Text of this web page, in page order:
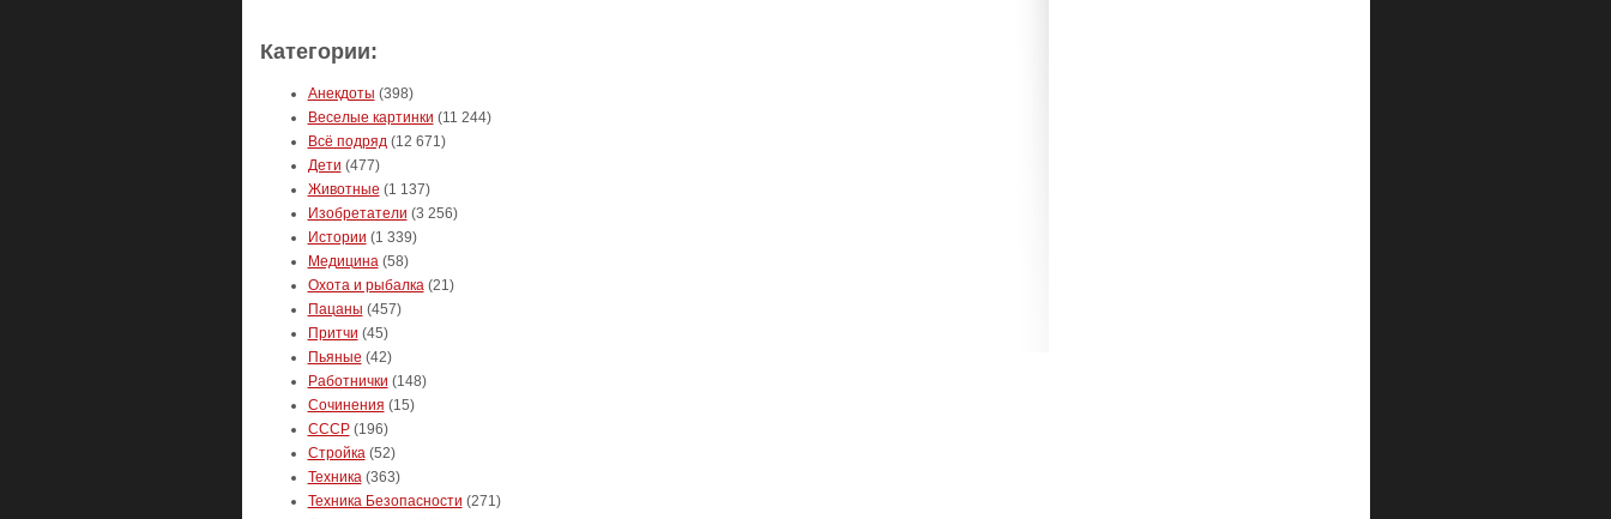
Категории:
Анекдоты (398)
Веселые картинки (11 244)
Всё подряд(12 671)
Дети (477)
Животные (1 137)
Изобретатели (3 256)
Истории (1 339)
Медицина(58)
Охота и рыбалка(21)
Пацаны (457)
Притчи (45)
Пьяные (42)
Работнички (148)
Сочинения (15)
СССР(196)
Стройка(52)
Техника(363)
Техника Безопасности (271)